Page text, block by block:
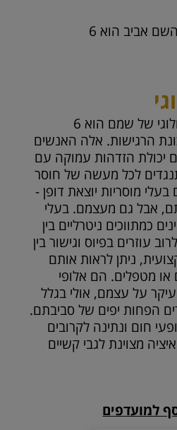
השם אביב הוא 6
אנשים שהערך הנומרולוגי של שמם הוא 6
הרגישות. אלה האנשים
יכולת הזדהות עמוקה עם
לכל מעשה של חוסר
מוסריות יוצאת דופן -
אבל גם מעצמם. בעלי
כמתווכים ניטרליים בין
עוזרים בפיוס וגישור בין
ניתן לראות אותם
או מטפלים. הם אלופי
על עצמם, אולי בגלל
הפחות יפים של סביבתם.
חום ונתינה לקרובים
מצוינת לגבי קשיים
למועדפים